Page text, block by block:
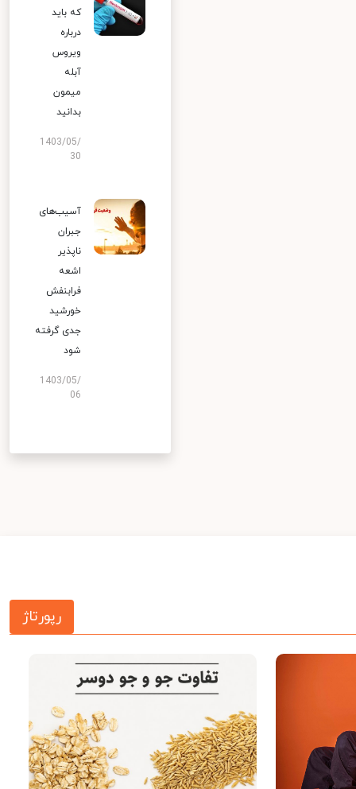
که باید
درباره
ویروس
آبله
میمون
بدانید
1403/05/
30
آسیب‌های
جبران
ناپذیر
اشعه
فرابنفش
خورشید
جدی گرفته
شود
1403/05/
06
رپورتاژ